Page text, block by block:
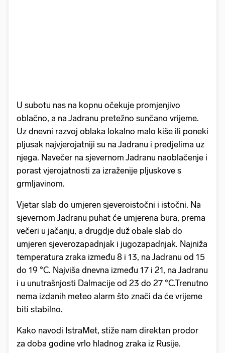
U subotu nas na kopnu očekuje promjenjivo
oblačno, a na Jadranu pretežno sunčano vrijeme.
Uz dnevni razvoj oblaka lokalno malo kiše ili poneki
pljusak najvjerojatniji su na Jadranu i predjelima uz
njega. Navečer na sjevernom Jadranu naoblačenje i
porast vjerojatnosti za izraženije pljuskove s
grmljavinom.
Vjetar slab do umjeren sjeveroistočni i istočni. Na
sjevernom Jadranu puhat će umjerena bura, prema
večeri u jačanju, a drugdje duž obale slab do
umjeren sjeverozapadnjak i jugozapadnjak. Najniža
temperatura zraka između 8 i 13, na Jadranu od 15
do 19 °C. Najviša dnevna između 17 i 21, na Jadranu
i u unutrašnjosti Dalmacije od 23 do 27 °C.Trenutno
nema izdanih meteo alarm što znači da će vrijeme
biti stabilno.
Kako navodi IstraMet, stiže nam direktan prodor
za doba godine vrlo hladnog zraka iz Rusije.